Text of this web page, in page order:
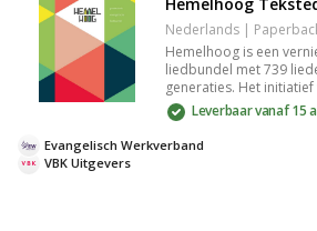
Hemelhoog is een
liedbundel met 739
generaties. Het initiatief
Werkverband en
Christus en de Heilige
thema's als het
gerechtigheid.
Leverbaar vanaf 15
VBK Uitgevers
Evangelisch Werkverband